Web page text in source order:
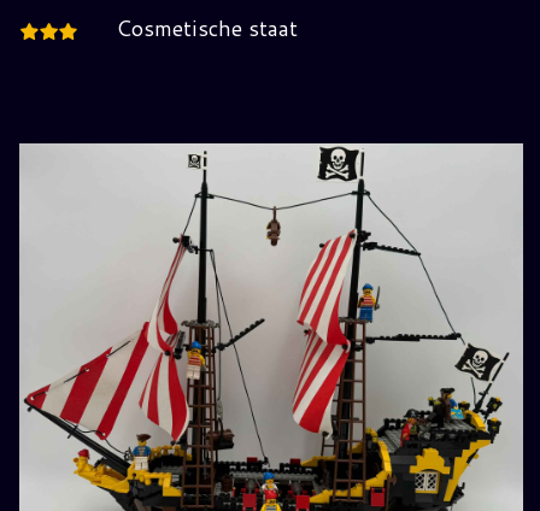
Cosmetische staat